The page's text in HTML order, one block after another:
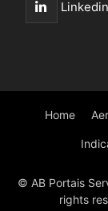
Linkedin
Home
© AB Portais
rights